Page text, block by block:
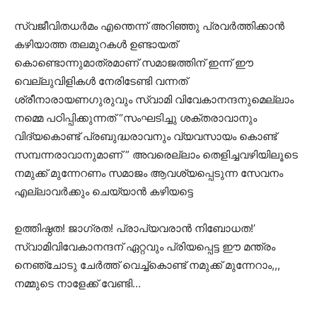
സ്വജീവിതധർമം എന്തെന്ന് അറിഞ്ഞു പ്രവർത്തിക്കാൻ
കഴിയാത്ത തലമുറകൾ ഉണ്ടായത്
കൊണ്ടൊന്നുമാത്രമാണ് സമാജത്തിന് ഇന്ന് ഈ
വെല്ലുവിളികൾ നേരിടേണ്ടി വന്നത്
ശ്രീനാരായണഗുരുവും സ്വാമി വിവേകാനന്ദനുമെല്ലാം
നമ്മെ പഠിപ്പിക്കുന്നത് “സംഘടിച്ചു ശക്തരാവാനും
വിദ്യകൊണ്ട് പ്രബുദ്ധരാവനും വ്യവസായം കൊണ്ട്
സമ്പന്നരാവാനുമാണ് ” അവരെല്ലാം തെളിച്ചവഴിയിലൂടെ
നമുക്ക് മുന്നേറണം സമാജം ആവശ്യപ്പെടുന്ന സേവനം
എല്ലാവർക്കും ചെയ്യാൻ കഴിയട്ടെ
ഉത്തിഷ്ഠത! ജാഗ്രത! പ്രാപ്യവരാന്‍ നിബോധത!’
സ്വാമിവിവേകാനന്ദന് ഏറ്റവും പ്രിയപ്പെട്ട ഈ മന്ത്രം
നെഞ്ചോടു ചേർത്ത് വെച്ച്കൊണ്ട് നമുക്ക് മുന്നേറാം,,,
നമ്മുടെ നാളേക്ക് വേണ്ടി…